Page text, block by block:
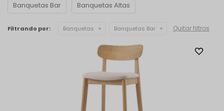
Banquetas Bar Banquetas Altas
Filtrando por: Banquetas Banquetas Bar Quitar filtros